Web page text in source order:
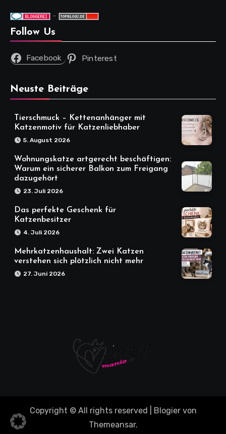
-
Follow Us
Facebook Pinterest
Neuste Beiträge
Tierschmuck – Kettenanhänger mit
Katzenmotiv für Katzenliebhaber
5. August 2026
Wohnungskatze artgerecht beschäftigen:
Warum ein sicherer Balkon zum Freigang
dazugehört
23. Juli 2026
Das perfekte Geschenk für
Katzenbesitzer
4. Juli 2026
Mehrkatzenhaushalt: Zwei Katzen
verstehen sich plötzlich nicht mehr
27. Juni 2026
Copyright © All rights reserved Blogiervon
Themeansar.